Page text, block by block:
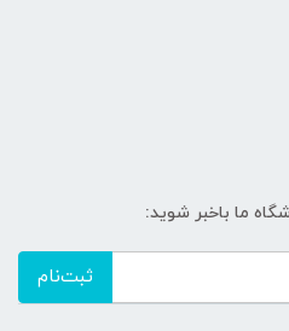
ما باخبر شوید:
ثبت‌نام